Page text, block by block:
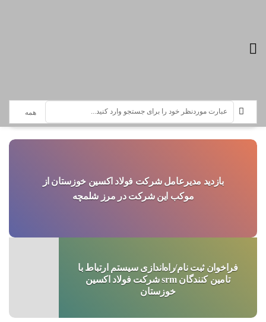
سرویس خبری شرکت فولاد اکسین
بازدید مدیرعامل شرکت فولاد اکسین خوزستان از
موکب این شرکت در مرز شلمچه
فراخوان ثبت نام/راه‌اندازی سیستم ارتباط با
تامین کنندگان srm شرکت فولاد اکسین
خوزستان